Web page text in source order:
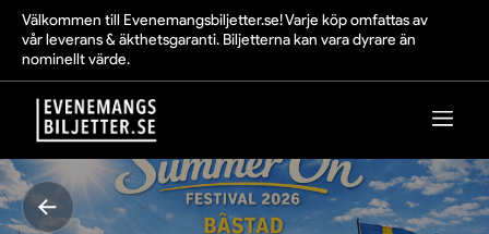
Välkommen till Evenemangsbiljetter.se! Varje köp omfattas av
vår leverans & äkthetsgaranti. Biljetterna kan vara dyrare än
nominellt värde.